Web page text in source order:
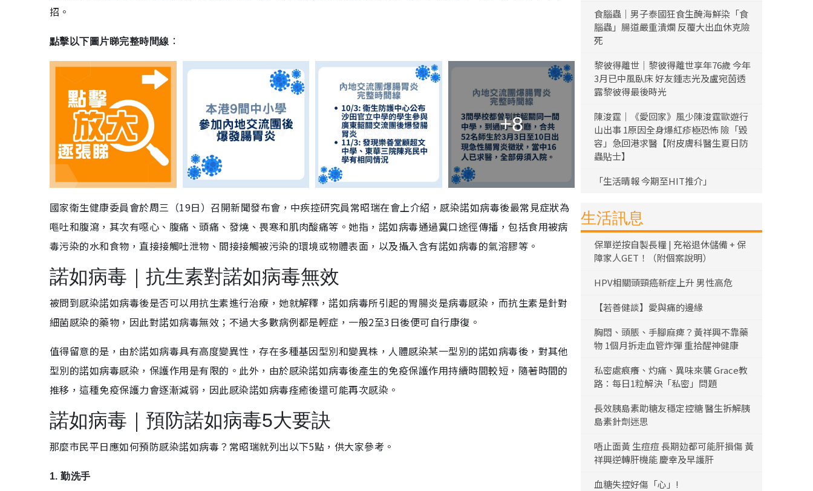
招。
點擊以下圖片睇完整時間線 ：
+8
國家衛生健康委員會於周三（19日）召開新聞發布會，中疾控研究員常昭瑞在會上介紹，感染諾如病毒後最常見症狀為
嘔吐和腹瀉，其次有噁心、腹痛、頭痛、發燒、畏寒和肌肉酸痛等。她指，諾如病毒通過糞口途徑傳播，包括食用被病
毒污染的水和食物，直接接觸吐泄物、間接接觸被污染的環境或物體表面，以及攝入含有諾如病毒的氣溶膠等。
諾如病毒｜抗生素對諾如病毒無效
被問到感染諾如病毒後是否可以用抗生素進行治療，她就解釋，諾如病毒所引起的胃腸炎是病毒感染，而抗生素是針對
細菌感染的藥物，因此對諾如病毒無效；不過大多數病例都是輕症，一般2至3日後便可自行康復。
值得留意的是，由於諾如病毒具有高度變異性，存在多種基因型別和變異株，人體感染某一型別的諾如病毒後，對其他
型別的諾如病毒感染，保護作用是有限的。此外，由於感染諾如病毒後產生的免疫保護作用持續時間較短，隨著時間的
推移，這種免疫保護力會逐漸減弱，因此感染諾如病毒痊癒後還可能再次感染。
諾如病毒｜預防諾如病毒5大要訣
那麼市民平日應如何預防感染諾如病毒？常昭瑞就列出以下5點，供大家參考。
1. 勤洗手
食腦蟲｜男子泰國狂食生醃海鮮染「食
腦蟲」腸道嚴重潰爛 反覆大出血休克險
死
黎彼得離世｜黎彼得離世享年76歲 今年
3月已中風臥床 好友鍾志光及盧宛茵透
露黎彼得最後時光
陳浚霆｜《愛回家》風少陳浚霆歐遊行
山出事 1原因全身爆紅疹極恐怖 險「毀
容」急回港求醫【附皮膚科醫生夏日防
蟲貼士】
「生活晴報 今期至HIT推介」
生活訊息
保單逆按自製長糧 | 充裕退休儲備 + 保
障家人GET！（附個案說明）
HPV相關頭頸癌新症上升 男性高危
【若善健談】愛與痛的邊緣
胸悶、頭脹、手腳麻痺？黃祥興不靠藥
物 1個月拆走血管炸彈 重拾醒神健康
私密處痕癢、灼痛、異味來襲 Grace教
路：每日1粒解決「私密」問題
長效胰島素助糖友穩定控糖 醫生拆解胰
島素針劑迷思
唔止面黃 生痘痘 長期攰都可能肝損傷 黃
祥興逆轉肝機能 慶幸及早護肝
血糖失控好傷「心」!